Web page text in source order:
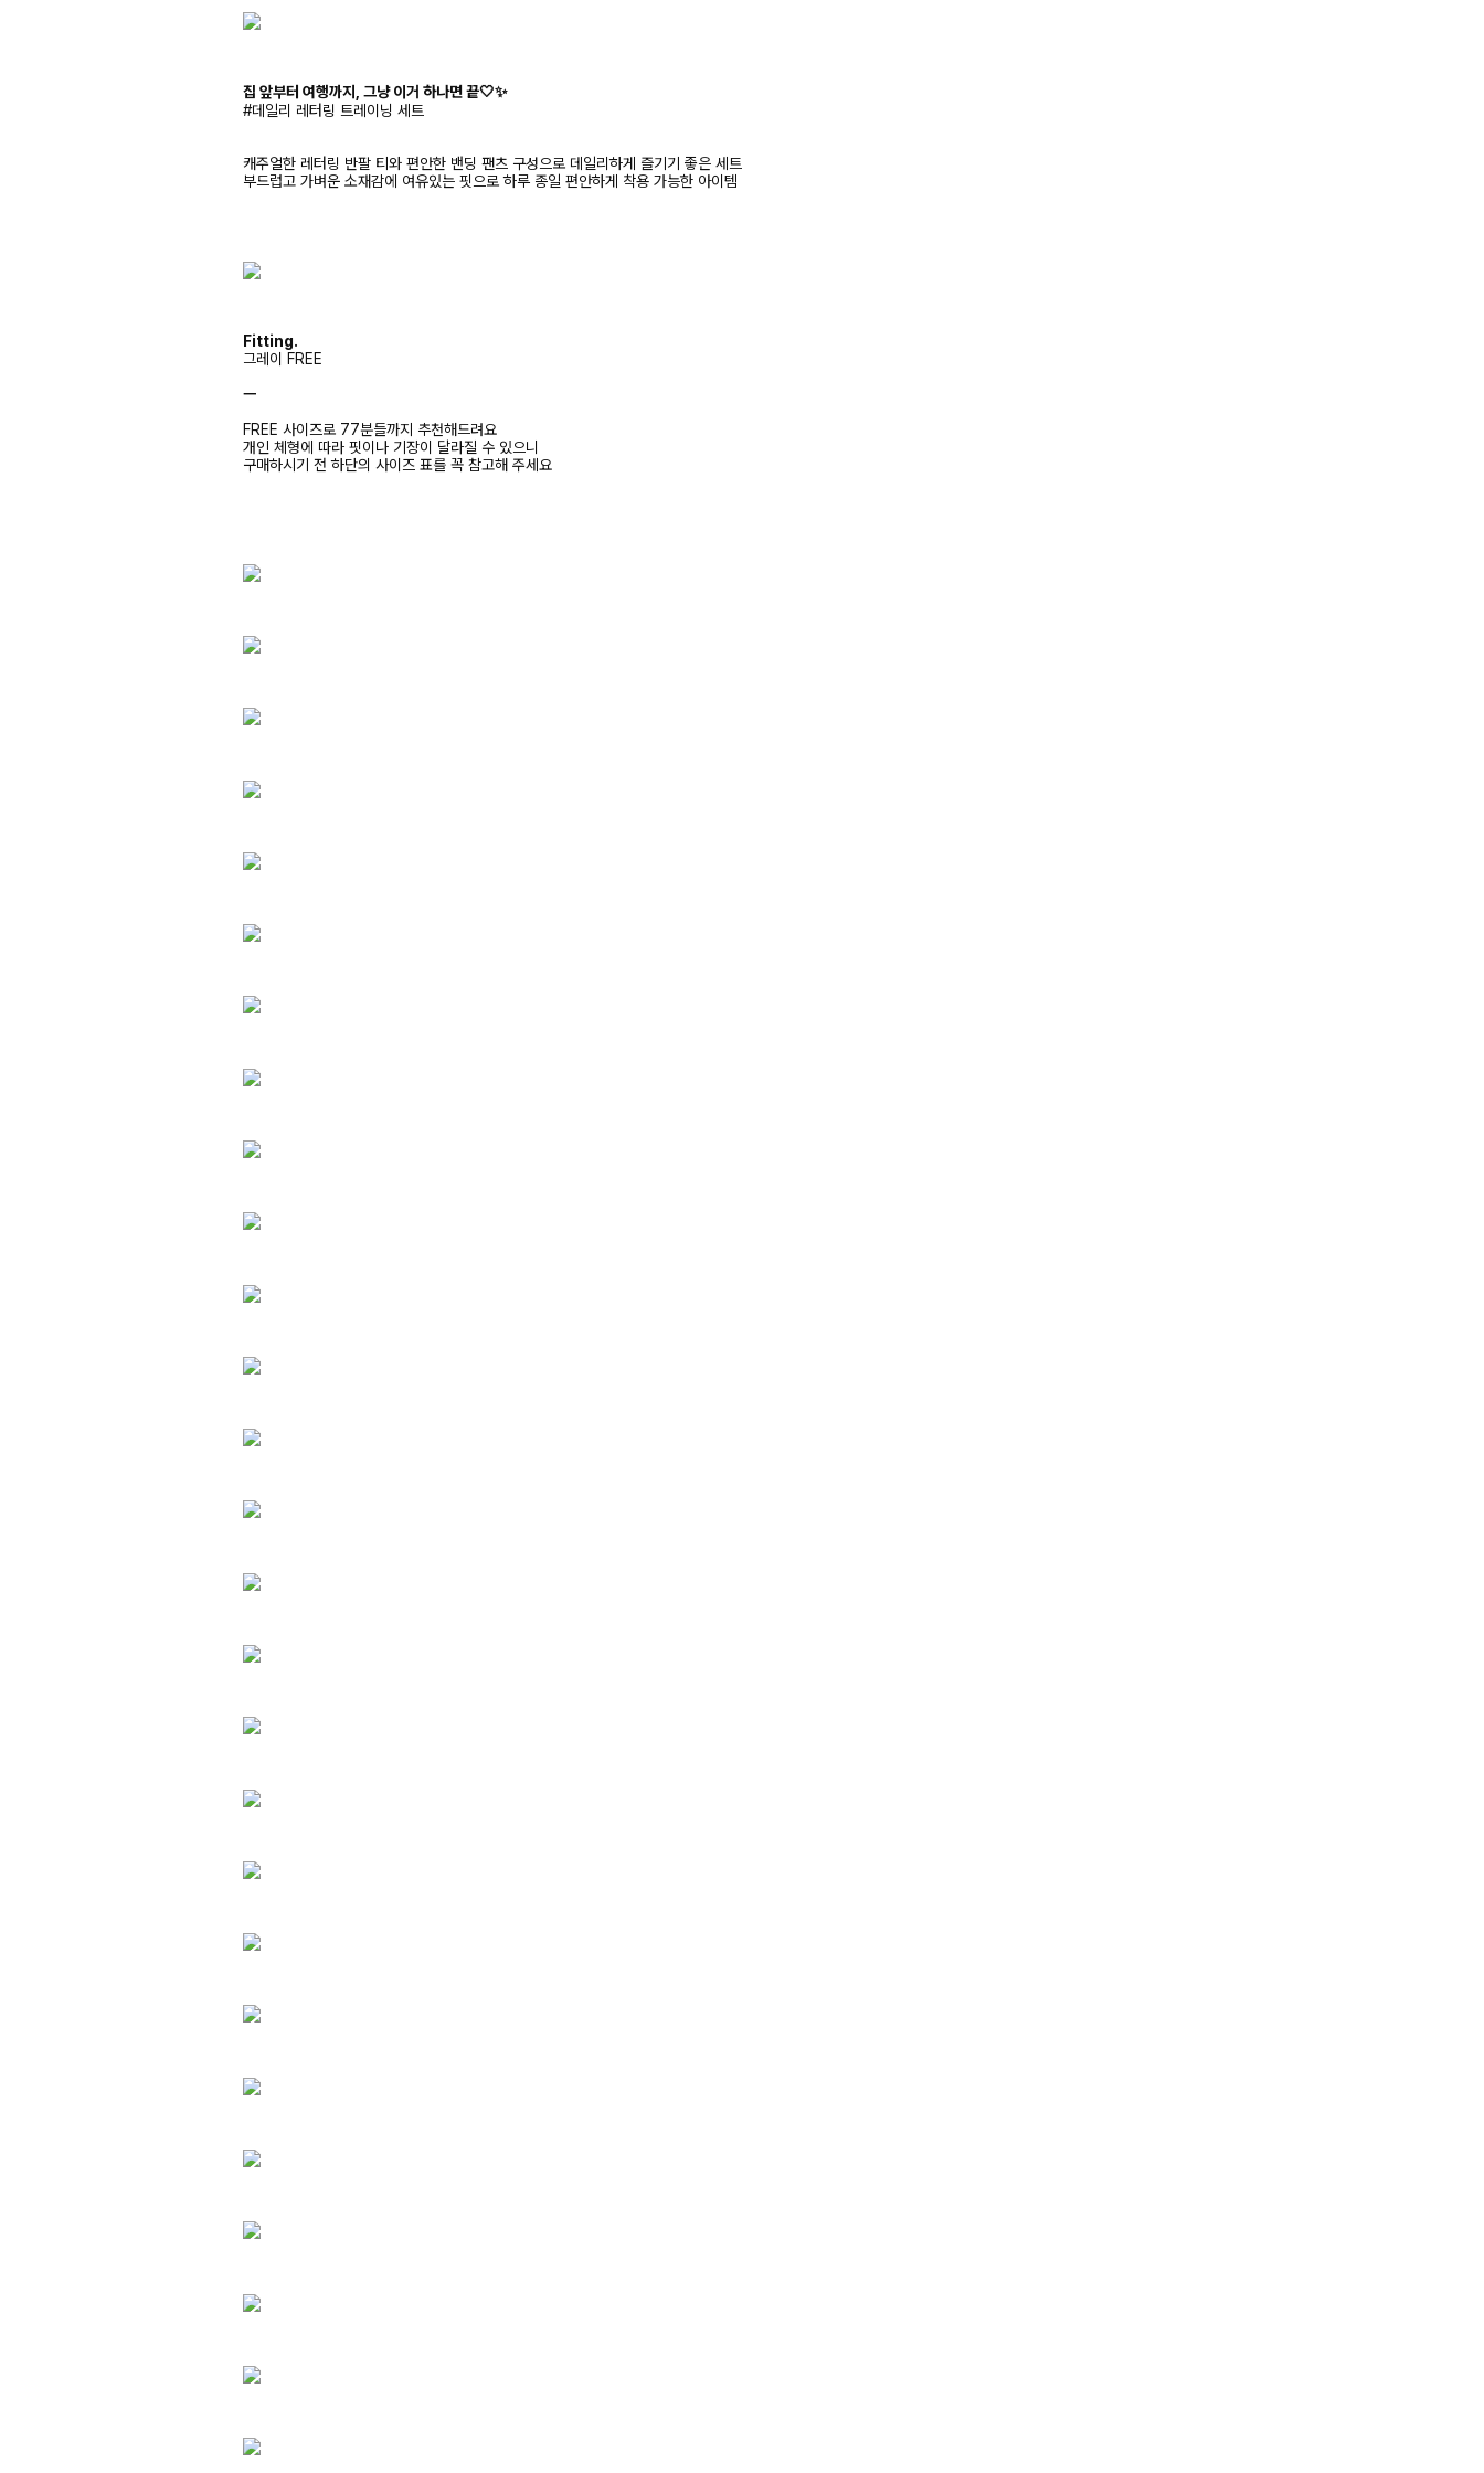
집 앞부터 여행까지, 그냥 이거 하나면 끝🤍✨
#데일리 레터링 트레이닝 세트
캐주얼한 레터링 반팔 티와 편안한 밴딩 팬츠 구성으로 데일리하게 즐기기 좋은 세트
부드럽고 가벼운 소재감에 여유있는 핏으로 하루 종일 편안하게 착용 가능한 아이템
Fitting.
그레이 FREE
ㅡ
FREE 사이즈로 77분들까지 추천해드려요
개인 체형에 따라 핏이나 기장이 달라질 수 있으니
구매하시기 전 하단의 사이즈 표를 꼭 참고해 주세요